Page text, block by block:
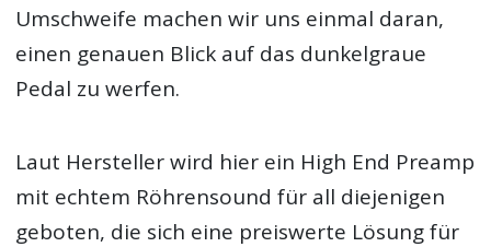
Umschweife machen wir uns einmal daran,
einen genauen Blick auf das dunkelgraue
Pedal zu werfen.
Laut Hersteller wird hier ein High End Preamp
mit echtem Röhrensound für all diejenigen
geboten, die sich eine preiswerte Lösung für